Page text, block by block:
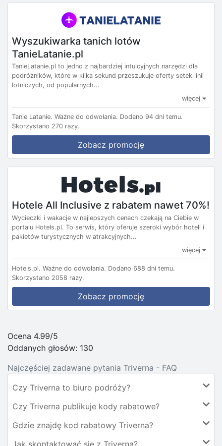
Wyszukiwarka tanich lotów
TanieLatanie.pl
TanieLatanie.pl to jedno z najbardziej intuicyjnych narzędzi dla
podróżników, które w kilka sekund przeszukuje oferty setek linii
lotniczych, od popularnych...
więcej
Tanie Latanie. Ważne do odwołania. Dodano 94 dni temu.
Skorzystano 270 razy.
Zobacz promocję
Hotele All Inclusive z rabatem nawet 70%!
Wycieczki i wakacje w najlepszych cenach czekają na Ciebie w
portalu Hotels.pl. To serwis, który oferuje szeroki wybór hoteli i
pakietów turystycznych w atrakcyjnych...
więcej
Hotels.pl. Ważne do odwołania. Dodano 688 dni temu.
Skorzystano 2058 razy.
Zobacz promocję
Ocena 4.99/5
Oddanych głosów: 130
Najczęściej zadawane pytania Triverna - FAQ
Czy Triverna to biuro podróży?
Czy Triverna publikuje kody rabatowe?
Gdzie znajdę kod rabatowy Triverna?